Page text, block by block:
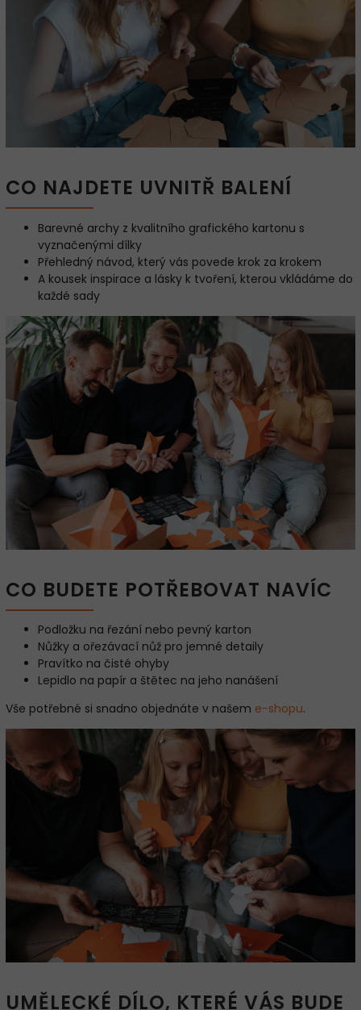
CO NAJDETE UVNITŘ BALENÍ
Barevné archy z kvalitního grafického kartonu s
vyznačenými dílky
Přehledný návod, který vás povede krok za krokem
A kousek inspirace a lásky k tvoření, kterou vkládáme do
každé sady
CO BUDETE POTŘEBOVAT NAVÍC
Podložku na řezání nebo pevný karton
Nůžky a ořezávací nůž pro jemné detaily
Pravítko na čisté ohyby
Lepidlo na papír a štětec na jeho nanášení
Vše potřebné si snadno objednáte v našem e-shopu.
UMĚLECKÉ DÍLO, KTERÉ VÁS BUDE